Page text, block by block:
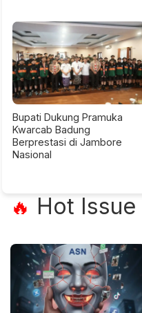
Bupati Dukung Pramuka
Kwarcab Badung
Berprestasi di Jambore
Nasional
🔥 Hot Issue